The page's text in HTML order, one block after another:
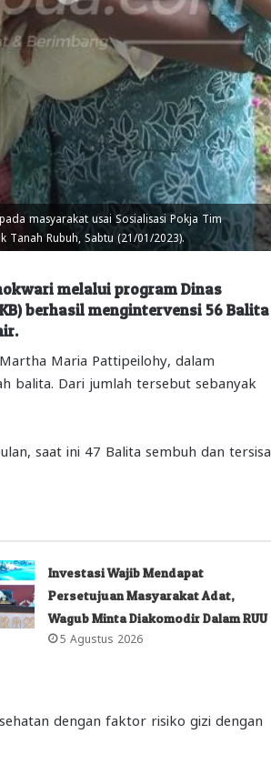
masyarakat usai Sosialisasi Pokja Tim
Tanah Rubuh, Sabtu (21/01/2023).
melalui program Dinas
berhasil mengintervensi 56 Balita
Maria Pattipeilohy, dalam
balita. Dari jumlah tersebut sebanyak
saat ini 47 Balita sembuh dan tersisa
Investasi Wajib Mendapat
Persetujuan Masyarakat Adat,
Wagub Minta Diakomodir Dalam RUU
5 Agustus 2026
dengan faktor risiko gizi dengan